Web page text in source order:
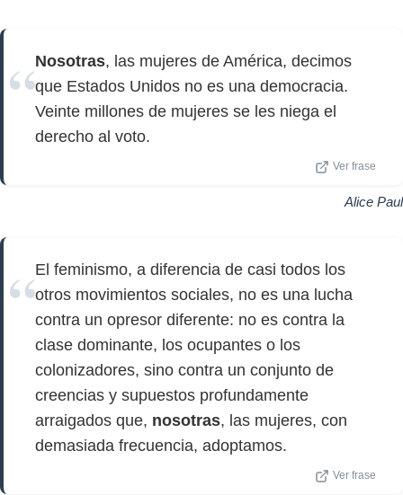
Nosotras, las mujeres de América, decimos
que Estados Unidos no es una democracia.
Veinte millones de mujeres se les niega el
derecho al voto.
Ver frase
Alice Paul
El feminismo, a diferencia de casi todos los
otros movimientos sociales, no es una lucha
contra un opresor diferente: no es contra la
clase dominante, los ocupantes o los
colonizadores, sino contra un conjunto de
creencias y supuestos profundamente
arraigados que, nosotras, las mujeres, con
demasiada frecuencia, adoptamos.
Ver frase